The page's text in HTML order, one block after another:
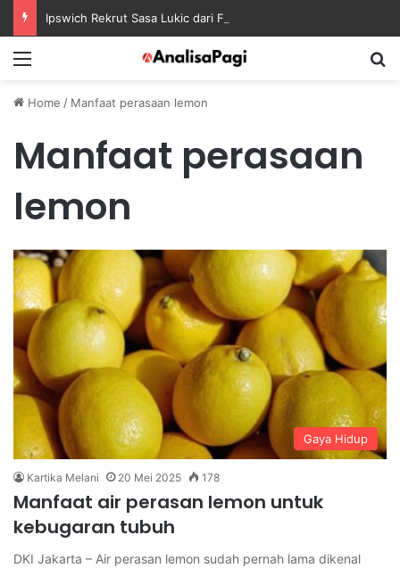
Home / Manfaat perasaan lemon
Manfaat perasaan
lemon
Gaya Hidup
Kartika Melani 20 Mei 2025 178
Manfaat air perasan lemon untuk
kebugaran tubuh
DKI Jakarta – Air perasan lemon sudah pernah lama dikenal